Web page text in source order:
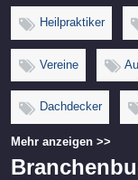
Heilpraktiker
Vereine
Dachdecker
Mehr anzeigen >>